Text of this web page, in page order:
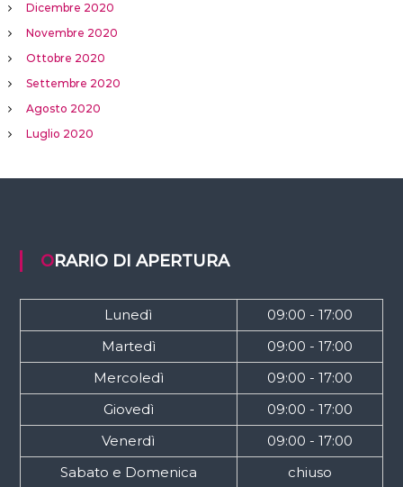
Dicembre 2020
Novembre 2020
Ottobre 2020
Settembre 2020
Agosto 2020
Luglio 2020
ORARIO DI APERTURA
Lunedì
09:00 - 17:00
Martedì
09:00 - 17:00
Mercoledì
09:00 - 17:00
Giovedì
09:00 - 17:00
Venerdì
09:00 - 17:00
Sabato e Domenica
chiuso